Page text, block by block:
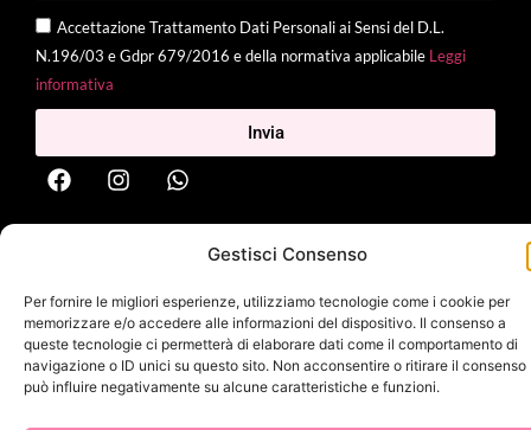
Gestisci Consenso
Per fornire le migliori esperienze, utilizziamo tecnologie come i cookie per
memorizzare e/o accedere alle informazioni del dispositivo. Il consenso a
queste tecnologie ci permetterà di elaborare dati come il comportamento di
navigazione o ID unici su questo sito. Non acconsentire o ritirare il consenso
può influire negativamente su alcune caratteristiche e funzioni.
Accettazione Trattamento Dati Personali ai Sensi del D.L.
N.196/03 e Gdpr 679/2016 e della normativa applicabile Leggi
informativa
Invia
Privacy Policy|Cookie Policy| Made with